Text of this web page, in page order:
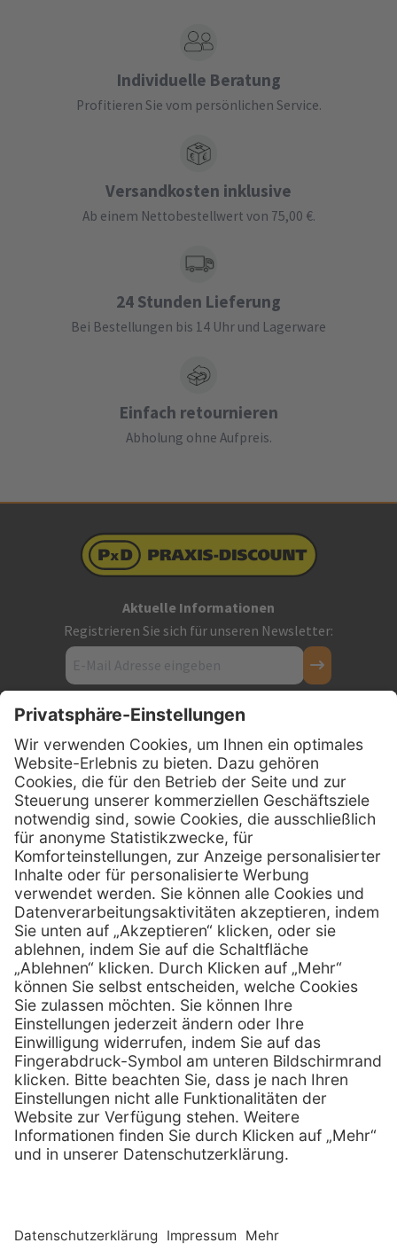
Individuelle Beratung
Profitieren Sie vom persönlichen Service.
Versandkosten inklusive
Ab einem Nettobestellwert von 75,00 €.
24 Stunden Lieferung
Bei Bestellungen bis 14 Uhr und Lagerware
Einfach retournieren
Abholung ohne Aufpreis.
Aktuelle Informationen
Registrieren Sie sich für unseren Newsletter:
Kontakt
Firmensitz
PxD Praxis-Discount GmbH
Hans-Wunderlich-Straße 7
D-49078 Osnabrück
Telefon: 0800 - 600 66 30
Telefon:0800 - 07 01 96
E-Mail:info @ praxis-discount.de
Services
Serviceversprechen
Sprechstundenbedarf
Retoure anmelden
Hilfe
FAQs
Kontakt
Lob & Kritik
Zertifikat Rechtliches
Impressum
Datenschutz
AGB